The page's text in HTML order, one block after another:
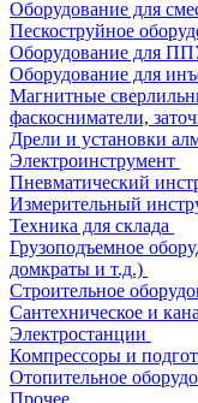
Оборудование для
Пескоструйное
Оборудование для
Оборудование для
Магнитные
фаскосниматели,
Дрели и установки
Электроинструмент
Пневматический
Измерительный
Техника для склада
Грузоподъемное
домкраты и т.д.)
Строительное
Сантехническое и
Электростанции
Компрессоры и
Отопительное
Прочее